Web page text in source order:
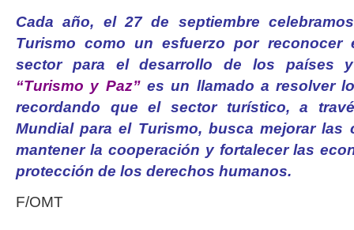
Cada año, el 27 de septiembre
Turismo como un esfuerzo por reconocer
sector para el desarrollo de los países
“Turismo y Paz”es un llamado a resolver
recordando que el sector turístico, a
Mundial para el Turismo, busca mejorar las
mantener la cooperación y fortalecer las
protección de los derechos humanos.
F/OMT